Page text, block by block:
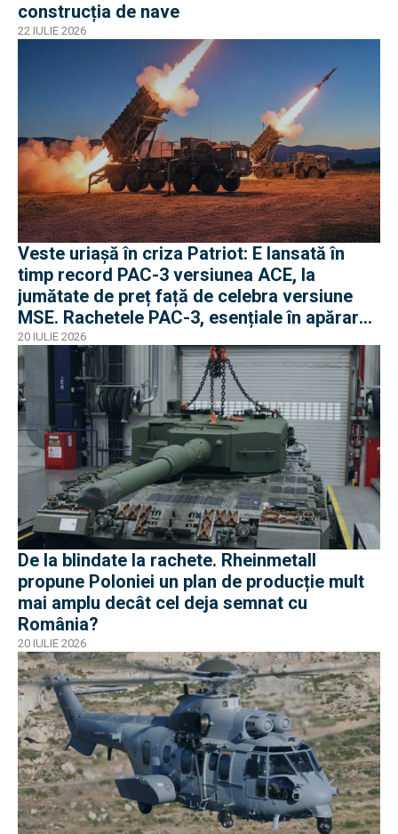
construcția de nave
22 IULIE 2026
Veste uriașă în criza Patriot: E lansată în
timp record PAC-3 versiunea ACE, la
jumătate de preț față de celebra versiune
MSE. Rachetele PAC-3, esențiale în apărarea
antibalistică
20 IULIE 2026
De la blindate la rachete. Rheinmetall
propune Poloniei un plan de producție mult
mai amplu decât cel deja semnat cu
România?
20 IULIE 2026